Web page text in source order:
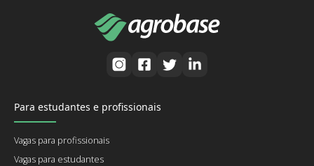
Para estudantes e profissionais
Vagas para profissionais
Vagas para estudantes